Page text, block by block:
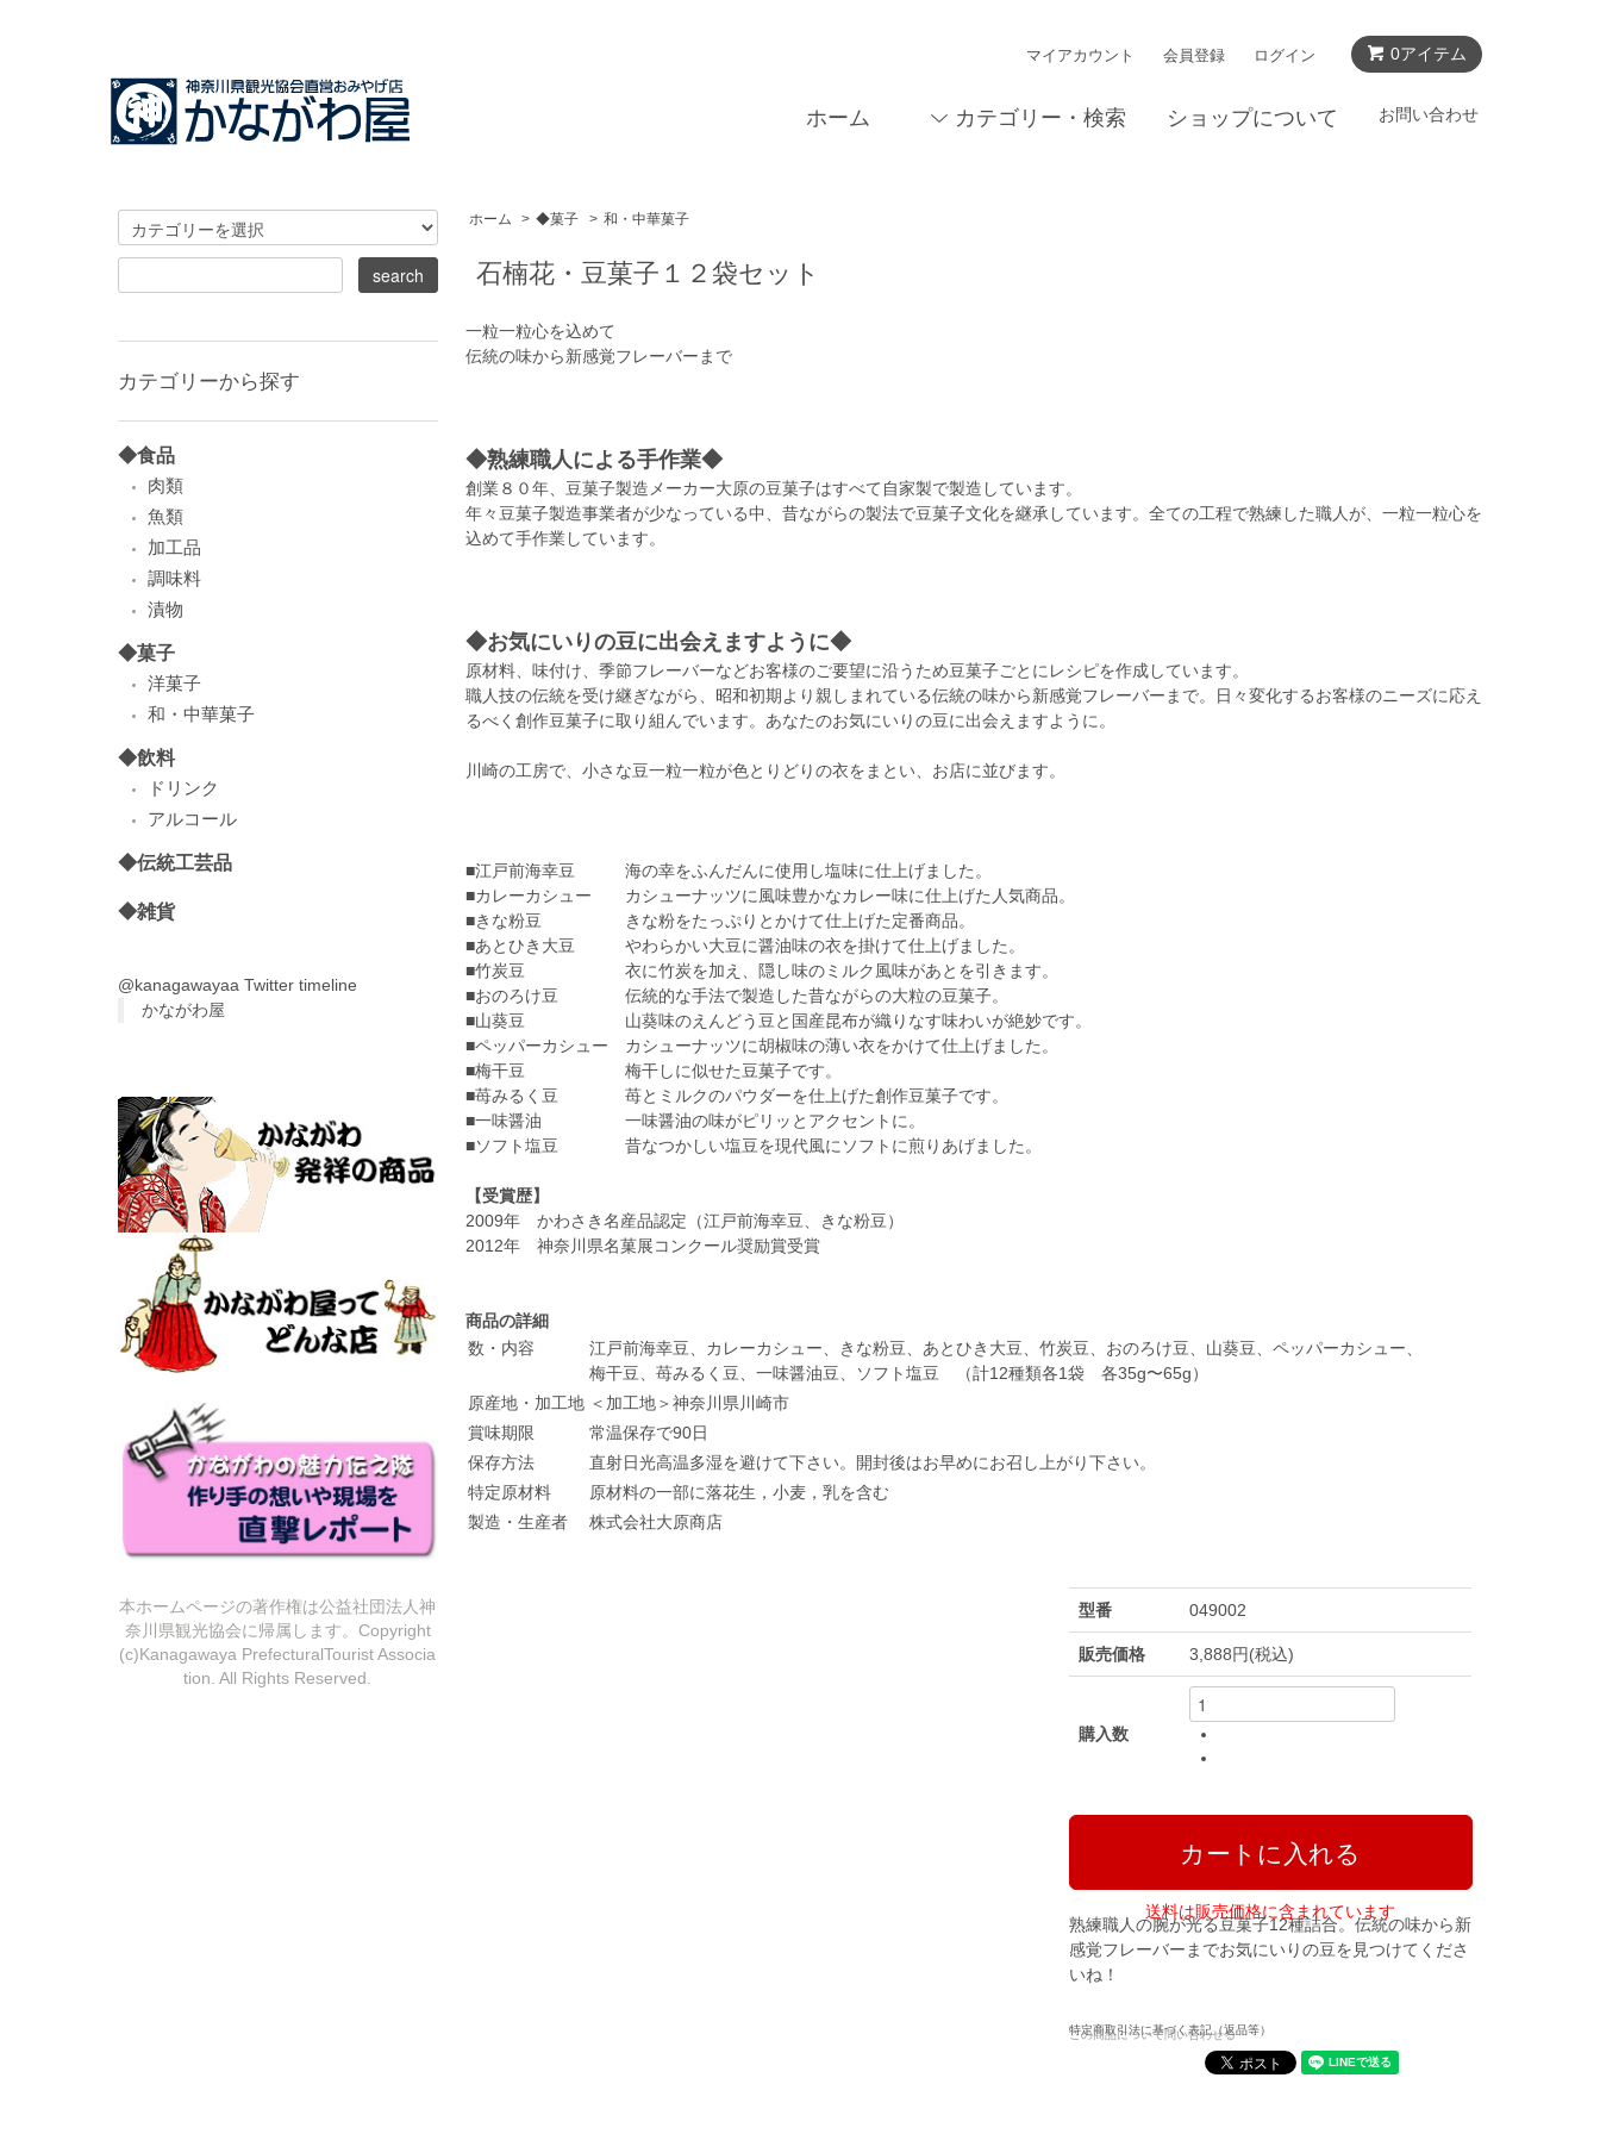
0アイテム
マイアカウント 会員登録 ログイン
ホーム カテゴリー・検索 ショップについて お問い合わせ
ホーム > ◆菓子 > 和・中華菓子
石楠花・豆菓子１２袋セット
一粒一粒心を込めて
伝統の味から新感覚フレーバーまで
◆熟練職人による手作業◆
創業８０年、豆菓子製造メーカー大原の豆菓子はすべて自家製で製造しています。
年々豆菓子製造事業者が少なっている中、昔ながらの製法で豆菓子文化を継承しています。全ての工程で熟練した職人が、一粒一粒心を
込めて手作業しています。
◆お気にいりの豆に出会えますように◆
原材料、味付け、季節フレーバーなどお客様のご要望に沿うため豆菓子ごとにレシピを作成しています。
職人技の伝統を受け継ぎながら、昭和初期より親しまれている伝統の味から新感覚フレーバーまで。日々変化するお客様のニーズに応え
るべく創作豆菓子に取り組んでいます。あなたのお気にいりの豆に出会えますように。
川崎の工房で、小さな豆一粒一粒が色とりどりの衣をまとい、お店に並びます。
■江戸前海幸豆 海の幸をふんだんに使用し塩味に仕上げました。
■カレーカシュー カシューナッツに風味豊かなカレー味に仕上げた人気商品。
■きな粉豆 きな粉をたっぷりとかけて仕上げた定番商品。
■あとひき大豆 やわらかい大豆に醤油味の衣を掛けて仕上げました。
■竹炭豆 衣に竹炭を加え、隠し味のミルク風味があとを引きます。
■おのろけ豆 伝統的な手法で製造した昔ながらの大粒の豆菓子。
■山葵豆 山葵味のえんどう豆と国産昆布が織りなす味わいが絶妙です。
■ペッパーカシュー カシューナッツに胡椒味の薄い衣をかけて仕上げました。
■梅干豆 梅干しに似せた豆菓子です。
■苺みるく豆 苺とミルクのパウダーを仕上げた創作豆菓子です。
■一味醤油 一味醤油の味がピリッとアクセントに。
■ソフト塩豆 昔なつかしい塩豆を現代風にソフトに煎りあげました。
【受賞歴】
2009年 かわさき名産品認定（江戸前海幸豆、きな粉豆）
2012年 神奈川県名菓展コンクール奨励賞受賞
商品の詳細
数・内容
江戸前海幸豆、カレーカシュー、きな粉豆、あとひき大豆、竹炭豆、おのろけ豆、山葵豆、ペッパーカシュー、
梅干豆、苺みるく豆、一味醤油豆、ソフト塩豆 （計12種類各1袋 各35g〜65g）
原産地・加工地 ＜加工地＞神奈川県川崎市
賞味期限
常温保存で90日
保存方法
直射日光高温多湿を避けて下さい。開封後はお早めにお召し上がり下さい。
特定原材料
原材料の一部に落花生，小麦，乳を含む
製造・生産者
株式会社大原商店
型番 049002
販売価格 3,888円(税込)
購入数
送料は販売価格に含まれています
熟練職人の腕が光る豆菓子12種詰合。伝統の味から新
感覚フレーバーまでお気にいりの豆を見つけてくださ
いね！
特定商取引法に基づく表記（返品等）
この商品について問い合わせる
カテゴリーから探す
◆食品
肉類
魚類
加工品
調味料
漬物
◆菓子
洋菓子
和・中華菓子
◆飲料
ドリンク
アルコール
◆伝統工芸品
◆雑貨
@kanagawayaa Twitter timeline
かながわ屋
本ホームページの著作権は公益社団法人神
奈川県観光協会に帰属します。Copyright
(c)Kanagawaya PrefecturalTourist Associa
tion. All Rights Reserved.